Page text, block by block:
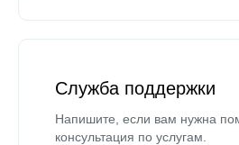
Служба поддержки
Напишите, если вам нужна
консультация по услугам.